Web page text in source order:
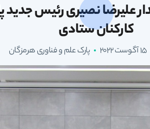
علیرضا نصیری رئیس جدید
کارکنان ستادی
15 آگوست 2022 پارک علم و فناوری هرمزگان